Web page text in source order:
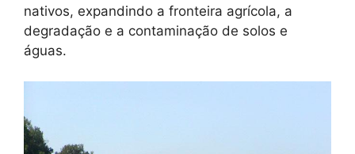
nativos, expandindo a fronteira agrícola, a
degradação e a contaminação de solos e
águas.